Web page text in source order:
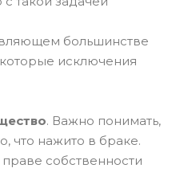
большинстве
исключения
. Важно понимать,
что нажито в браке.
собственности